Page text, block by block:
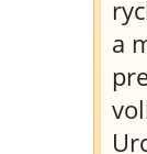
a